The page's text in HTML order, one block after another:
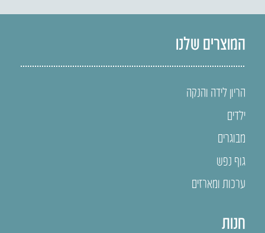
המוצרים שלנו
הריון לידה והנקה
ילדים
מבוגרים
גוף נפש
ערכות ומארזים
חנות